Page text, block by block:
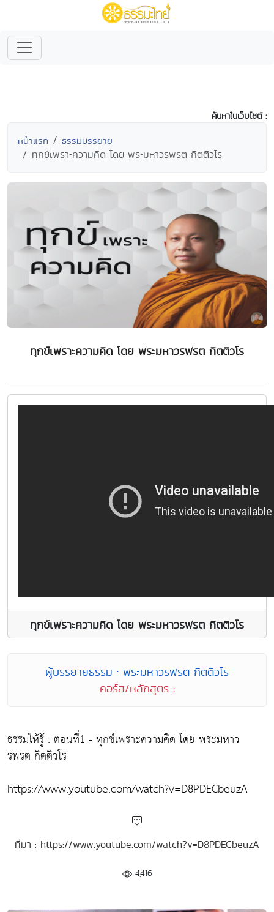
ค้นหาในเว็บไซต์ :
หน้าแรก ธรรมบรรยาย
ทุกข์เพราะความคิด โดย พระมหาวรพรต กิตติวโร
ทุกข์เพราะความคิด โดย พระมหาวรพรต กิตติวโร
ทุกข์เพราะความคิด โดย พระมหาวรพรต กิตติวโร
ผู้บรรยายธรรม : พระมหาวรพรต กิตติวโร
คอร์ส/หลักสูตร :
ธรรมให้รู้ : ตอนที่1 - ทุกข์เพราะความคิด โดย พระมหาว
รพรต กิตติวโร
https://www.youtube.com/watch?v=D8PDECbeuzA
ที่มา : https://www.youtube.com/watch?v=D8PDECbeuzA
4,416